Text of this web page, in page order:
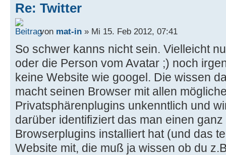
Re: Twitter
von mat-in » Mi 15. Feb 2012, 07:41
So schwer kanns nicht sein. Vielleicht
oder die Person vom Avatar ;) noch
keine Website wie googel. Die wissen
macht seinen Browser mit allen
Privatsphärenplugins unkenntlich und
darüber identifiziert das man einen
Browserplugins installiert hat (und das
Website mit, die muß ja wissen ob du